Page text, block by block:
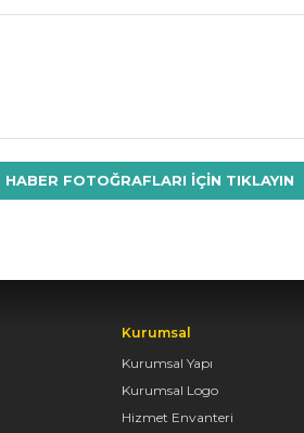
HABER FOTOĞRAFLARI IÇIN TIKLAYIN
Kurumsal
Kurumsal Yapı
Kurumsal Logo
Hizmet Envanteri